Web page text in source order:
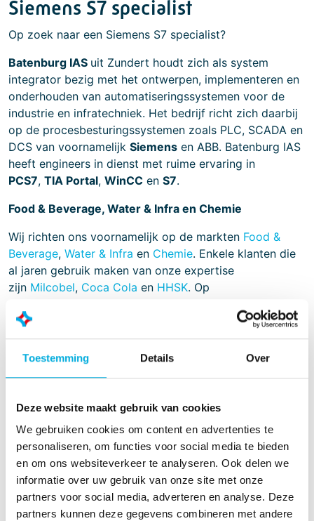
Toestemming Details Over
Deze website maakt gebruik van cookies
We gebruiken cookies om content en advertenties te
personaliseren, om functies voor social media te bieden
en om ons websiteverkeer te analyseren. Ook delen we
informatie over uw gebruik van onze site met onze
partners voor social media, adverteren en analyse. Deze
partners kunnen deze gegevens combineren met andere
Siemens S7 specialist
Op zoek naar een Siemens S7 specialist?
Batenburg IAS uit Zundert houdt zich als system
integrator bezig met het ontwerpen, implementeren en
onderhouden van automatiseringssystemen voor de
industrie en infratechniek. Het bedrijf richt zich daarbij
op de procesbesturingssystemen zoals PLC, SCADA en
DCS van voornamelijk Siemens en ABB. Batenburg IAS
heeft engineers in dienst met ruime ervaring in
PCS7, TIA Portal, WinCC en S7.
Food & Beverage, Water & Infra en Chemie
Wij richten ons voornamelijk op de markten Food &
Beverage, Water & Infra en Chemie. Enkele klanten die
al jaren gebruik maken van onze expertise
zijn Milcobel, Coca Cola en HHSK. Op
uitgevoerde projecten toegelicht.
vele disciplines aan te pas komen. Dit proces is te
verdelen in losse deelprocessen welke wij hebben
kunt u bij ons terecht voor advies, begeleiding, het
maken van functionele en technische
specificaties en bouwen van software. Bovendien
hebben wij een24/7 supportdienst.
Bent u dus op zoek naar een betrouwbare partner voor
uwSiemens PCS7,TIA Portal, WinCCofS7systemen